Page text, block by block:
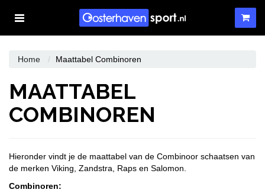
Toggle
WINKELWAGEN
UW WINKELWAGEN IS LEEG.
VUL HEM MET PRODUCTEN.
Home Maattabel Combinoren
MAATTABEL
COMBINOREN
Hieronder vindt je de maattabel van de Combinoor schaatsen van
de merken Viking, Zandstra, Raps en Salomon.
Combinoren: